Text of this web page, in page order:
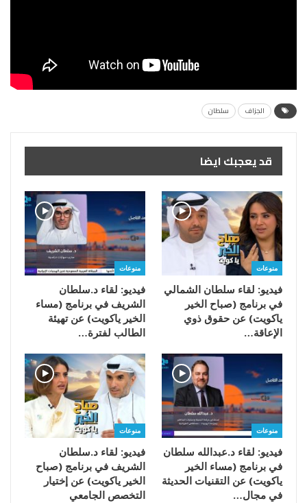
الجزاف سلطان
قد يعجبك ايضا
منوعات
فيديو: لقاء سلطان الشمالي
في برنامج (صباح الخير
ياكويت) عن حقوق ذوي
الإعاقة…
منوعات
فيديو: لقاء د.سلطان
الشريف في برنامج (مساء
الخير ياكويت) عن تهيئة
الطالب لفترة…
منوعات
فيديو: لقاء د.عبدالله سلطان
في برنامج (مساء الخير
ياكويت) عن التقنيات الحديثة
في مجال…
منوعات
فيديو: لقاء د.سلطان
الشريف في برنامج (صباح
الخير ياكويت) عن إختيار
التخصص الجامعي